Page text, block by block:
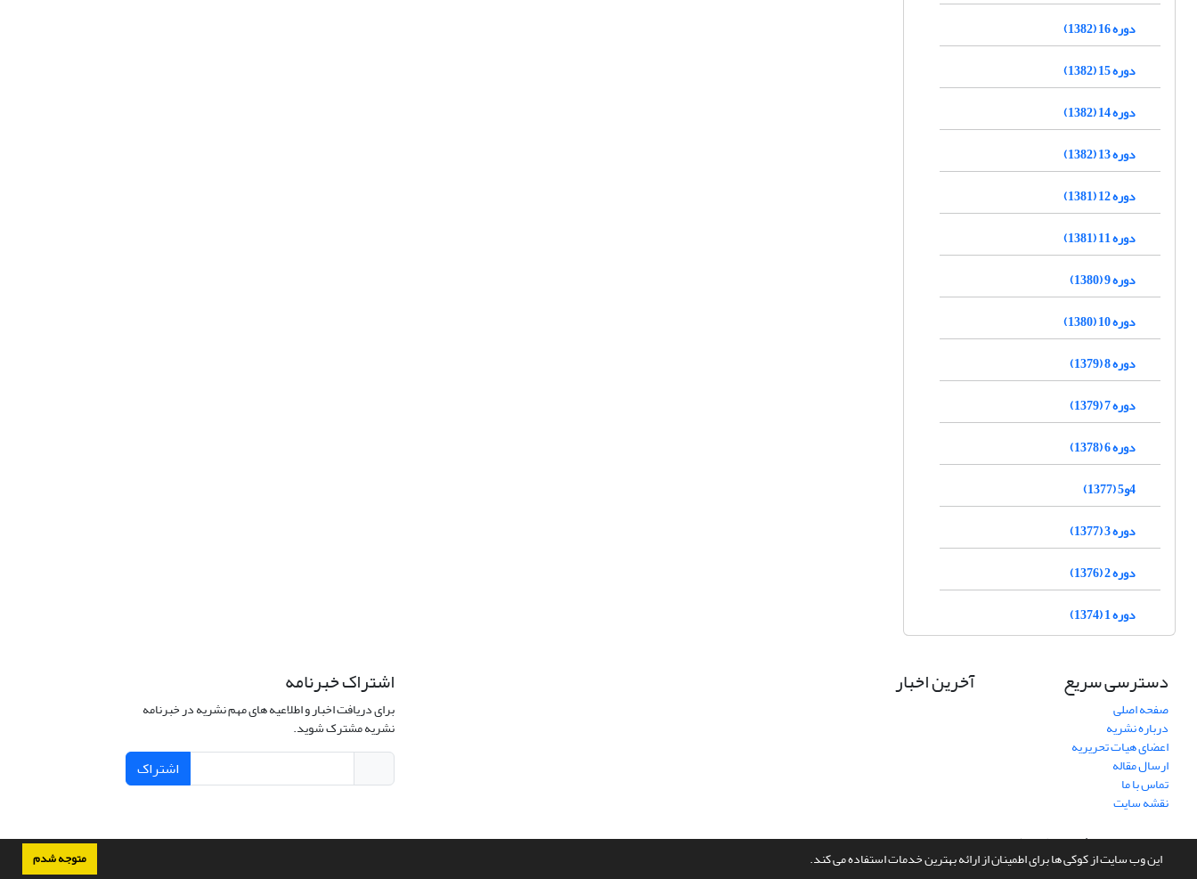
این وب سایت از کوکی ها برای اطمینان از ارائه بهترین خدمات استفاده می کند. متوجه شدم
دوره 16 (1382)
دوره 15 (1382)
دوره 14 (1382)
دوره 13 (1382)
دوره 12 (1381)
دوره 11 (1381)
دوره 9 (1380)
دوره 10 (1380)
دوره 8 (1379)
دوره 7 (1379)
دوره 6 (1378)
4و5 (1377)
دوره 3 (1377)
دوره 2 (1376)
دوره 1 (1374)
دسترسی سریع
صفحه اصلی
درباره نشریه
اعضای هیات تحریریه
ارسال مقاله
تماس با ما
نقشه سایت
آخرین اخبار اشتراک خبرنامه
برای دریافت اخبار و اطلاعیه های مهم نشریه در خبرنامه
نشریه مشترک شوید.
اشتراک
سامانه مدیریت نشریات علمی.طراحی و پیاده سازی ازسیناوب